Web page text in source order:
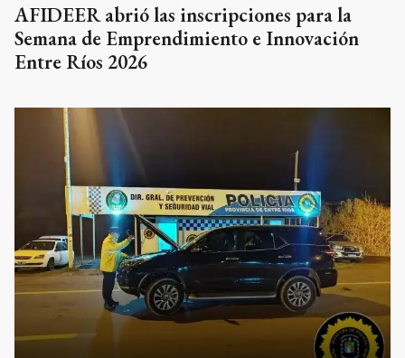
AFIDEER abrió las inscripciones para la
Semana de Emprendimiento e Innovación
Entre Ríos 2026